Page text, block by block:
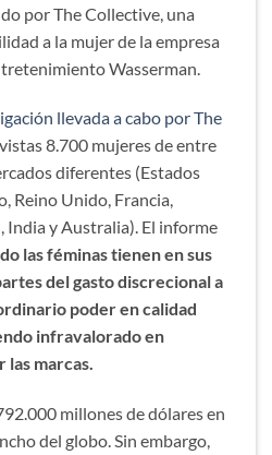
por The Collective, una
a la mujer de la empresa
Wasserman.
llevada a cabo por The
8.700 mujeres de entre
diferentes (Estados
Reino Unido, Francia,
India y Australia). El informe
las féminas tienen en sus
del gasto discrecional a
poder en calidad
infravalorado en
las marcas.
millones de dólares en
del globo. Sin embargo,